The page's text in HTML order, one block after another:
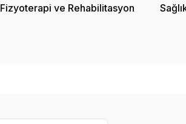
Fizyoterapi ve Rehabilitasyon